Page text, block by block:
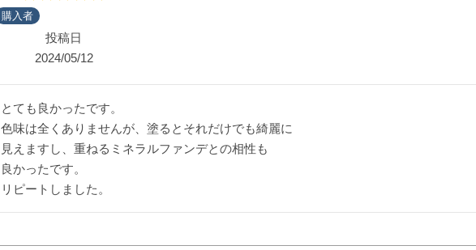
購入者
投稿日
2024/05/12
とても良かったです。
色味は全くありませんが、塗るとそれだけでも綺麗に
見えますし、重ねるミネラルファンデとの相性も
良かったです。